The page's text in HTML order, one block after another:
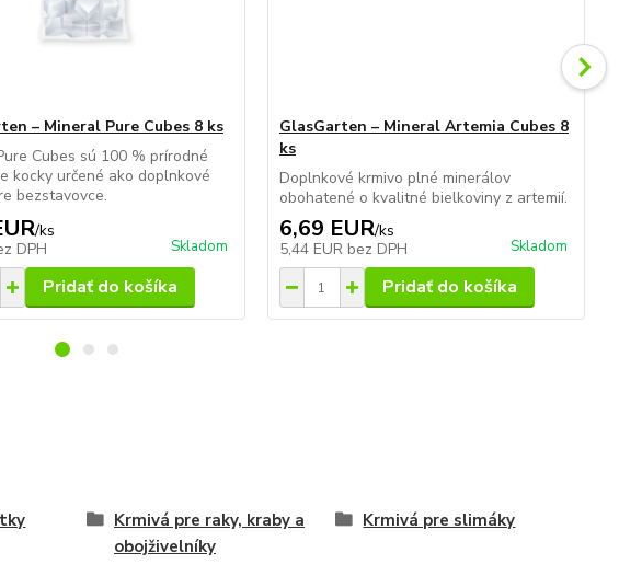
– Mineral Pure Cubes 8 ks
Cubes sú 100 % prírodné
kocky určené ako doplnkové
bezstavovce.
/ks
DPH Skladom
Pridať do košíka
GlasGarten – Mineral Artemia Cubes 8
ks
Doplnkové krmivo plné minerálov
obohatené o kvalitné bielkoviny z artemií.
6,69 EUR/ks
5,44 EUR bez DPH Skladom
Pridať do košíka
Krmivá pre raky, kraby a
obojživelníky
Krmivá pre slimáky